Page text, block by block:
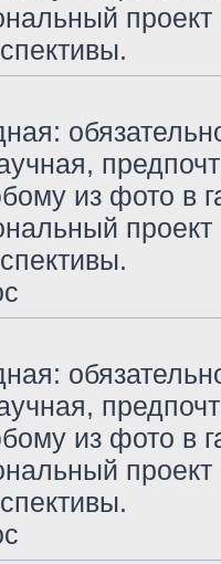
из фото в
из фото в